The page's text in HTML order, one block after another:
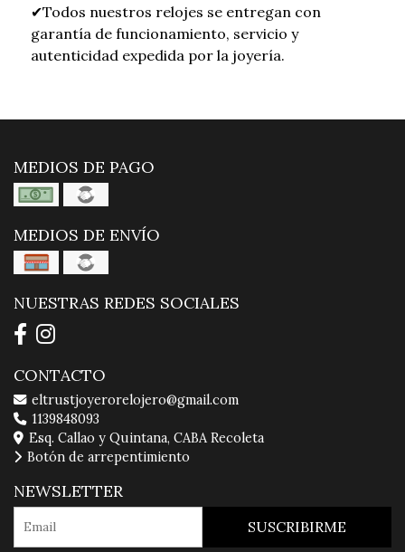
✔Todos nuestros relojes se entregan con
garantía de funcionamiento, servicio y
autenticidad expedida por la joyería.
MEDIOS DE PAGO
MEDIOS DE ENVÍO
NUESTRAS REDES SOCIALES
CONTACTO
eltrustjoyerorelojero@gmail.com
1139848093
Esq. Callao y Quintana, CABA Recoleta
Botón de arrepentimiento
NEWSLETTER
SUSCRIBIRME